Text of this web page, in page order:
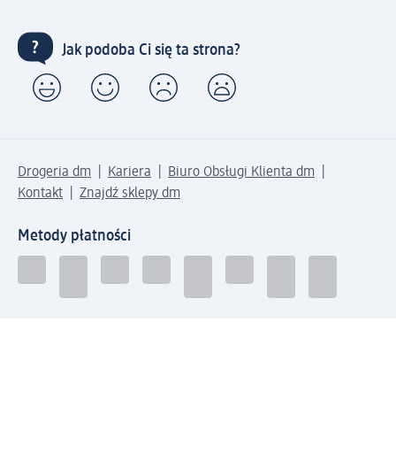
Jak podoba Ci się ta strona?
Drogeria dm Kariera
Biuro Obsługi Klienta dm
Kontakt
Znajdź sklepy dm
Metody płatności